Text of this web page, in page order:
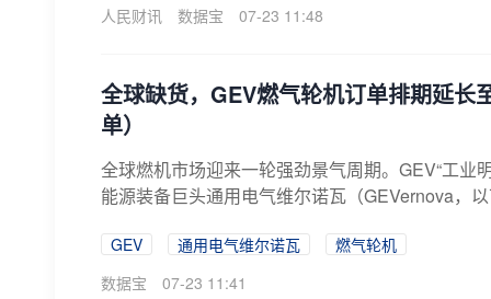
人民财讯
数据宝 07-23 11:48
全球缺货，GEV燃气轮机订单排期延长
单）
全球燃机市场迎来一轮强劲景气周期。GEV“工业
能源装备巨头通用电气维尔诺瓦（GEVernova，以
GEV 通用电气维尔诺瓦
燃气轮机
数据宝
07-23 11:41